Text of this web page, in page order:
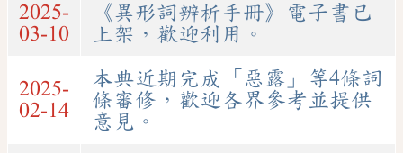
2025-
03-10
《異形詞辨析手冊》電子書已
上架，歡迎利用。
2025-
02-14
本典近期完成「惡露」等4條詞
條審修，歡迎各界參考並提供
意見。